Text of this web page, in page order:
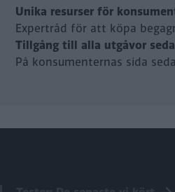
Unika resurser för
Expertråd för att köpa
Tillgång till alla utgåvor
På konsumenternas sida